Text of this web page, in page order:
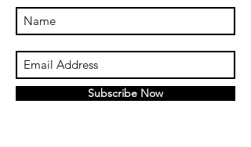
Subscribe Now